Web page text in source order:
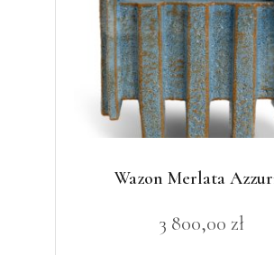
Wazon Merlata
3 800,00zł